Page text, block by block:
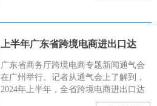
上半年广东省跨境电商进出口达
4273.4亿元
广东省商务厅跨境电商专题新闻通气会
在广州举行。记者从通气会上了解到，
2024年上半年，全省跨境电商进出口达
4273.4亿元。据悉，广东跨境电商进出口